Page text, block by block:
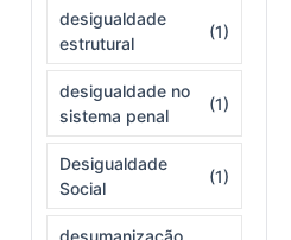
desigualdade
estrutural
(1)
desigualdade no
sistema penal
(1)
Desigualdade
Social
(1)